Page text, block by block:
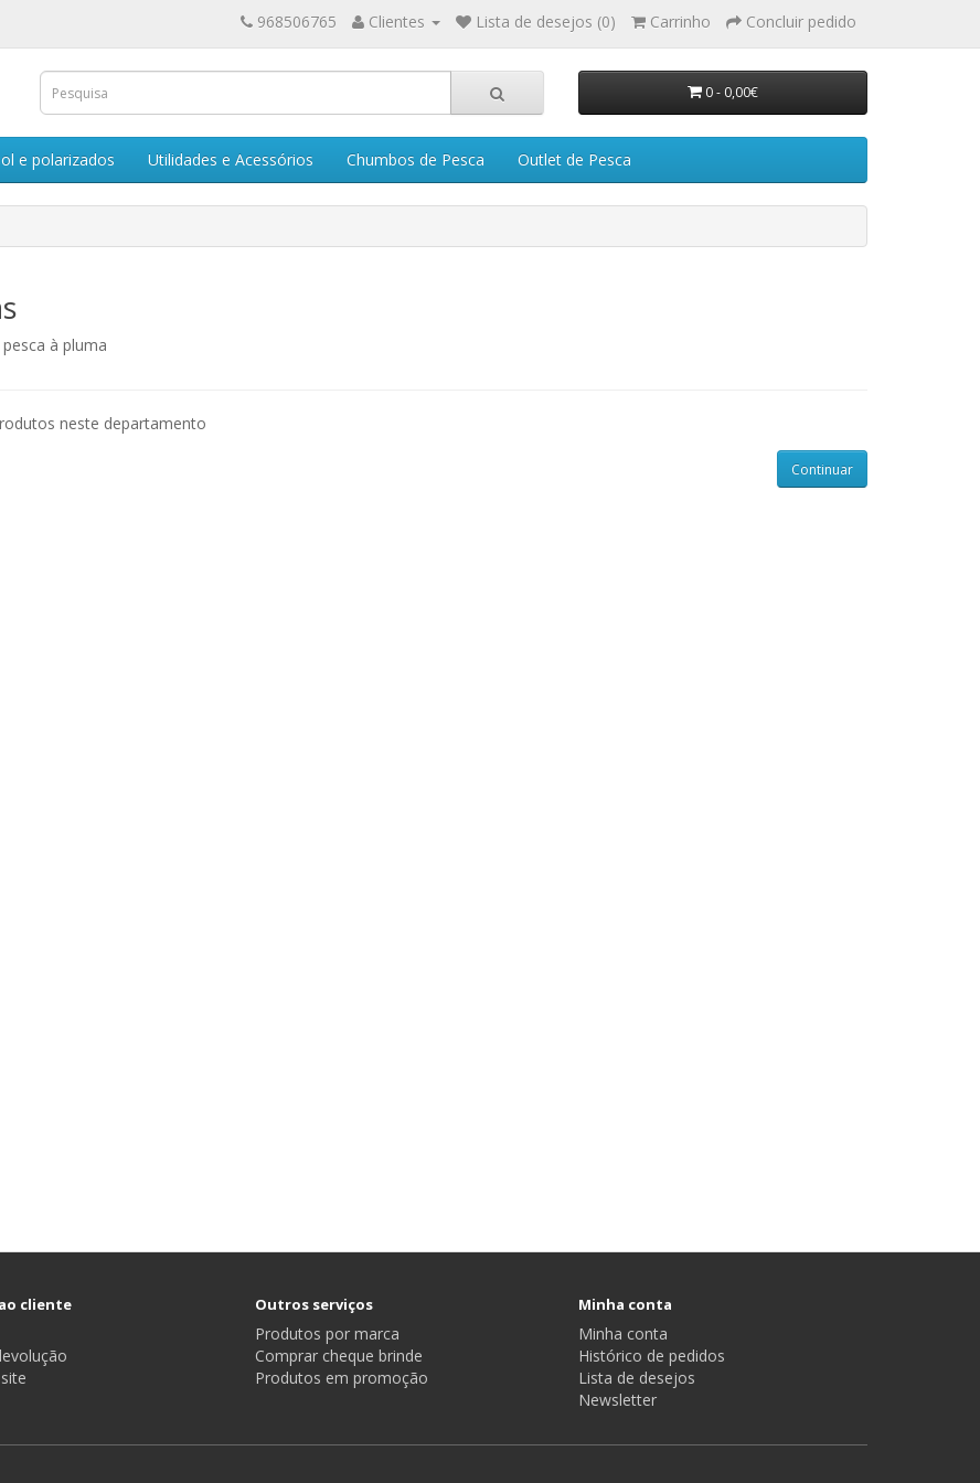
968506765 Clientes Lista de desejos (0) Carrinho Concluir pedido
0 - 0,00€
e polarizados Utilidades e Acessórios Chumbos de Pesca Outlet de Pesca
à pluma
neste departamento
Continuar
cliente Outros serviços
Produtos por marca
Comprar cheque brinde
Produtos em promoção
Minha conta
Minha conta
Histórico de pedidos
Lista de desejos
Newsletter